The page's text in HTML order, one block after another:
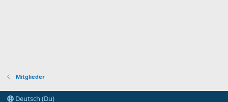
Mitglieder
Deutsch (Du)